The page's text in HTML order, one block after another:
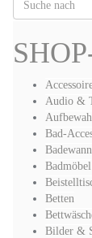
Audio &
Bad-
Badmöbel
Betten
Bilder &